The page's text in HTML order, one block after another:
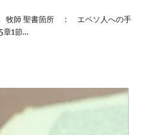
師 聖書箇所 ： エペソ人への手
章1節…